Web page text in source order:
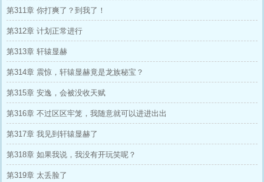
第311章 你打爽了？到我了！
第312章 计划正常进行
第313章 轩辕显赫
第314章 震惊，轩辕显赫竟是龙族秘宝？
第315章 安逸，会被没收天赋
第316章 不过区区牢笼，我随意就可以进进出出
第317章 我见到轩辕显赫了
第318章 如果我说，我没有开玩笑呢？
第319章 太丢脸了